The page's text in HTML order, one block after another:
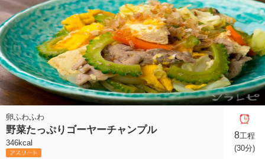
卵ふわふわ
野菜たっぷりゴーヤーチャンプル
346kcal
8工程
(30分)